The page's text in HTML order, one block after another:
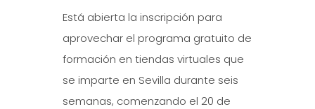
Está abierta la inscripción para
aprovechar el programa gratuito de
formación en tiendas virtuales que
se imparte en Sevilla durante seis
semanas, comenzando el 20 de